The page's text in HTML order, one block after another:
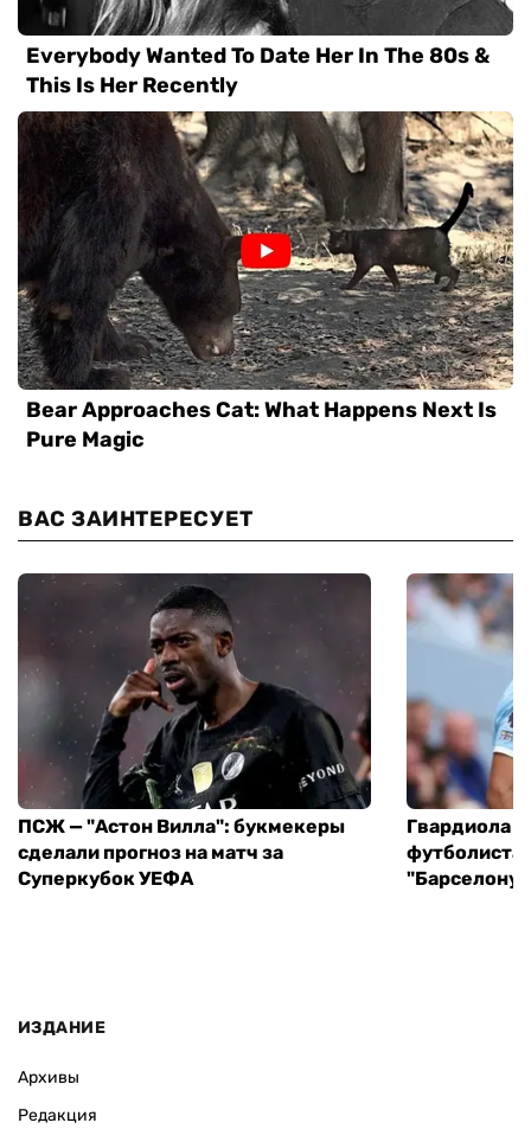
ВАС ЗАИНТЕРЕСУЕТ
ПСЖ — "Астон Вилла": букмекеры
сделали прогноз на матч за
Суперкубок УЕФА
Гвардиола
футболиста
ИЗДАНИЕ
Архивы
Редакция